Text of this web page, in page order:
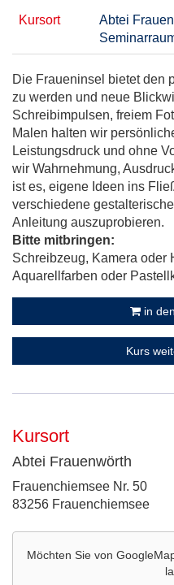
Kursort
Abtei
Die Fraueninsel bietet den
zu werden und neue
Schreibimpulsen, freiem
Malen halten wir
Leistungsdruck und ohne
wir Wahrnehmung,
ist es, eigene Ideen ins
verschiedene
Anleitung auszuprobieren.
Bitte mitbringen:
Schreibzeug, Kamera oder
Aquarellfarben oder
in
Kurs
Kursort
Abtei Frauenwörth
Adresse:
Frauenchiemsee Nr. 50
83256 Frauenchiemsee
Möchten Sie von